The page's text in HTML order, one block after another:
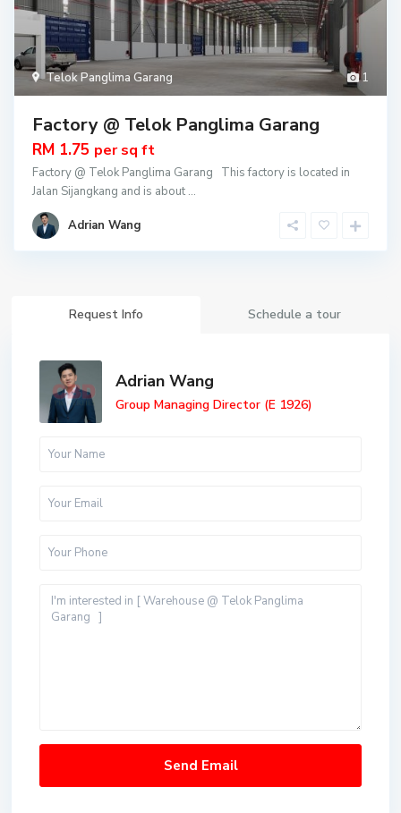
1
Telok Panglima Garang
Factory @ Telok Panglima Garang
RM 1.75 per sq ft
Factory @ Telok Panglima Garang This factory is located in
Jalan Sijangkang and is about ...
Adrian Wang
Request Info Schedule a tour
Adrian Wang
Group Managing Director (E 1926)